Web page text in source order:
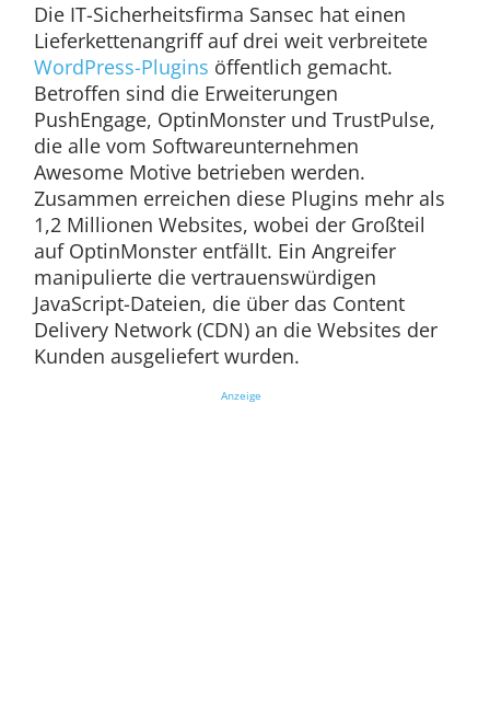
Die IT-Sicherheitsfirma Sansec hat einen
Lieferkettenangriff auf drei weit verbreitete
WordPress-Plugins öffentlich gemacht.
Betroffen sind die Erweiterungen
PushEngage, OptinMonster und TrustPulse,
die alle vom Softwareunternehmen
Awesome Motive betrieben werden.
Zusammen erreichen diese Plugins mehr als
1,2 Millionen Websites, wobei der Großteil
auf OptinMonster entfällt. Ein Angreifer
manipulierte die vertrauenswürdigen
JavaScript-Dateien, die über das Content
Delivery Network (CDN) an die Websites der
Kunden ausgeliefert wurden.
Anzeige